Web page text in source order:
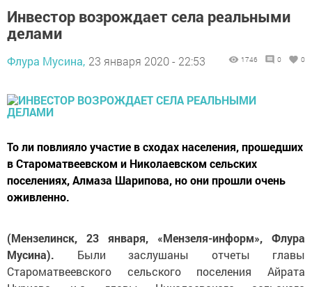
Инвестор возрождает села реальными
делами
Флура Мусина, 23 января 2020 - 22:53 1746 0 0
То ли повлияло участие в сходах населения, прошедших
в Староматвеевском и Николаевском сельских
поселениях, Алмаза Шарипова, но они прошли очень
оживленно.
(Мензелинск, 23 января, «Мензеля-информ», Флура
Мусина). Были заслушаны отчеты главы
Староматвеевского сельского поселения Айрата